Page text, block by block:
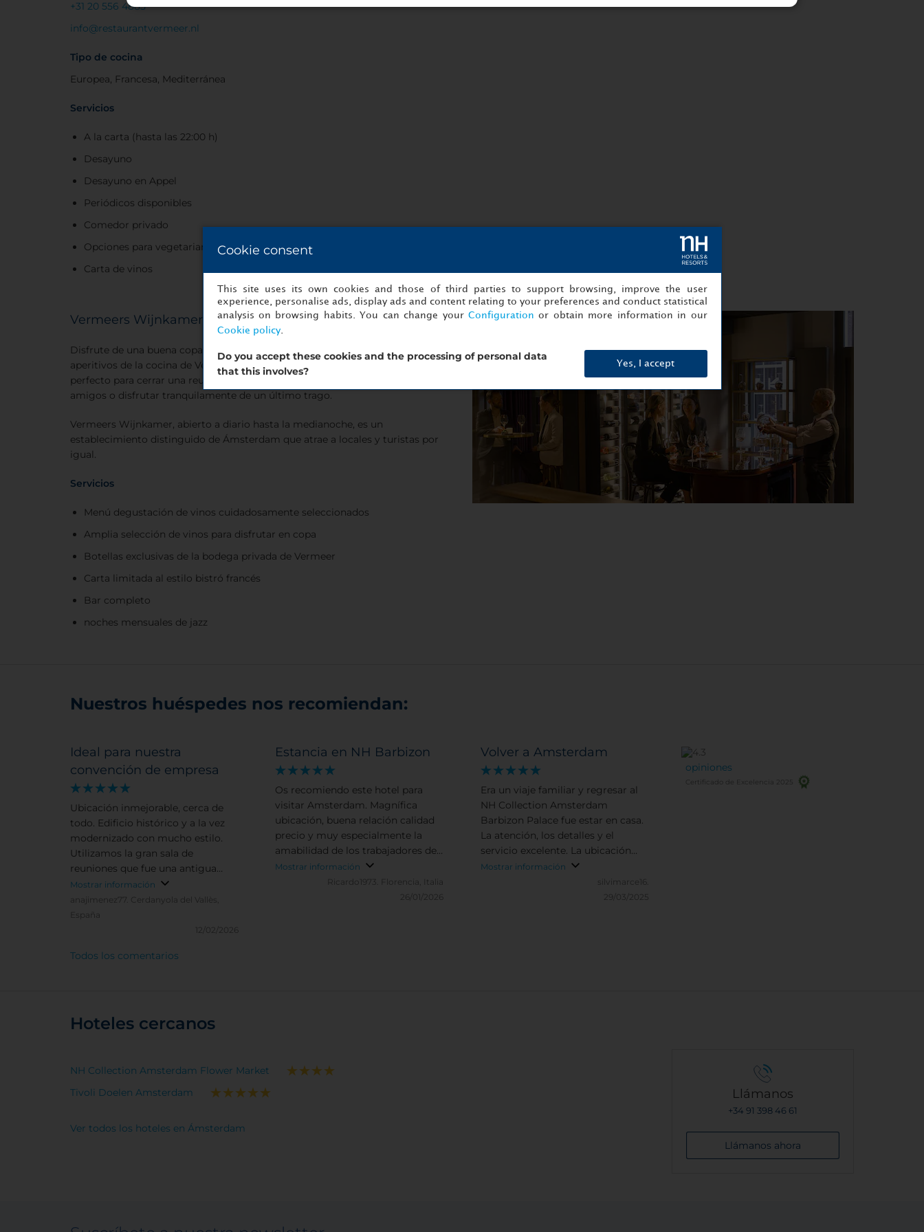
+31 20 556 4885
info@restaurantvermeer.nl
Tipo de cocina
Europea, Francesa, Mediterránea
Servicios
A la carta (hasta las 22:00 h)
Desayuno
Desayuno en Appel
Periódicos disponibles
Comedor privado
Opciones para vegetarianos
Carta de vinos
Vermeers Wijnkamer
Disfrute de una buena copa de vino acompañada de la mejor selección de
aperitivos de la cocina de Vermeer. Vermeers Wijnkamer ofrece el escenario
perfecto para cerrar una reunión con buen sabor de boca, tomar algo con
amigos o disfrutar tranquilamente de un último trago.
Vermeers Wijnkamer, abierto a diario hasta la medianoche, es un
establecimiento distinguido de Ámsterdam que atrae a locales y turistas por
igual.
Servicios
Menú degustación de vinos cuidadosamente seleccionados
Amplia selección de vinos para disfrutar en copa
Botellas exclusivas de la bodega privada de Vermeer
Carta limitada al estilo bistró francés
Bar completo
noches mensuales de jazz
Nuestros huéspedes nos recomiendan:
Ideal para nuestra
convención de empresa
Ubicación inmejorable, cerca de
todo. Edificio histórico y a la vez
modernizado con mucho estilo.
Utilizamos la gran sala de
reuniones que fue una antigua
iglesia, ¡impresionante! Servicios
inmejorables. Personal encantador.
Mostrar información
anajimenez77.
Cerdanyola del Vallès,
España
12/02/2026
Estancia en NH Barbizon
Os recomiendo este hotel para
visitar Amsterdam. Magnífica
ubicación, buena relación calidad
precio y muy especialmente la
amabilidad de los trabajadores del
hotel, siempre con una sonrisa.
Mostrar información
Ricardo1973.
Florencia, Italia
26/01/2026
Volver a Amsterdam
Era un viaje familiar y regresar al
NH Collection Amsterdam
Barbizon Palace fue estar en casa.
La atención, los detalles y el
servicio excelente. La ubicación
inmejorable. Una de las mejores
Mostrar información
silvimarce16.
29/03/2025
opiniones
Certificado de Excelencia 2025
Todos los comentarios
Hoteles cercanos
NH Collection Amsterdam Flower Market
Tivoli Doelen Amsterdam
Ver todos los hoteles en Ámsterdam
Llámanos
+34 91 398 46 61
Llámanos ahora
Cookie consent
This site uses its own cookies and those of third parties to support browsing, improve the user
experience, personalise ads, display ads and content relating to your preferences and conduct statistical
analysis on browsing habits. You can change your Configuration or obtain more information in our
Cookie policy.
Do you accept these cookies and the processing of personal data
that this involves?
Yes, I accept